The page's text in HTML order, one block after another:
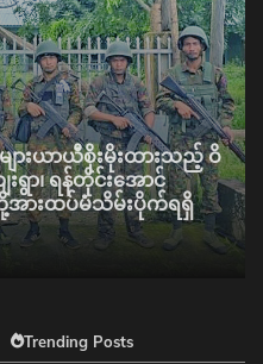
ားယာယီစိုးမိုးထားသည့် ဝိ
ာ၊ ရန်တိုင်းအောင်
အားထပ်မံသိမ်းပိုက်ရရှိ
Trending Posts